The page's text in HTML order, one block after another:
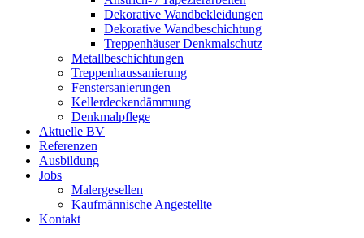
Dekorative Wandbekleidungen
Dekorative Wandbeschichtung
Treppenhäuser Denkmalschutz
Metallbeschichtungen
Treppenhaussanierung
Fenstersanierungen
Kellerdeckendämmung
Denkmalpflege
Aktuelle BV
Referenzen
Ausbildung
Jobs
Malergesellen
Kaufmännische Angestellte
Kontakt